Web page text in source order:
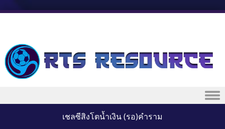
เชลซีสิงโตน้ำเงิน (รอ)คำราม